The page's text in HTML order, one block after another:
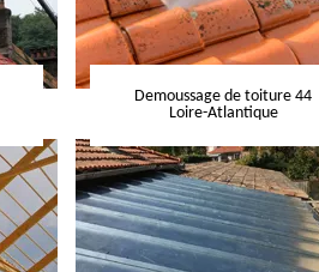
Demoussage de toiture 44
Loire-Atlantique